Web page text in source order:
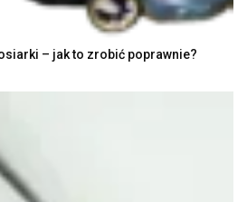
– jak to zrobić poprawnie?